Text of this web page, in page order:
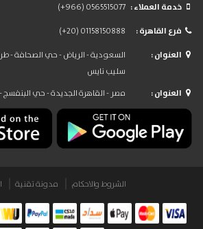
: خدمة العملاء
(+966) 0565515077
: فرع القاهرة
(+20) 01158150888
: العنوان
السعودية - الرياض - حي الصحافة -
سليب نايس
: العنوان
مصر - القاهرة الجديدة - حي البنفسج -
الشروط والاحكام مدونة تقنية